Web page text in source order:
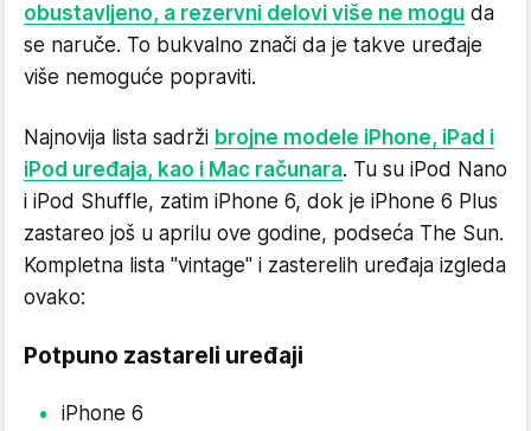
obustavljeno, a rezervni delovi više ne mogu da
se naruče. To bukvalno znači da je takve uređaje
više nemoguće popraviti.
Najnovija lista sadrži brojne modele iPhone, iPad i
iPod uređaja, kao i Mac računara. Tu su iPod Nano
i iPod Shuffle, zatim iPhone 6, dok je iPhone 6 Plus
zastareo još u aprilu ove godine, podseća The Sun.
Kompletna lista "vintage" i zasterelih uređaja izgleda
ovako:
Potpuno zastareli uređaji
iPhone 6